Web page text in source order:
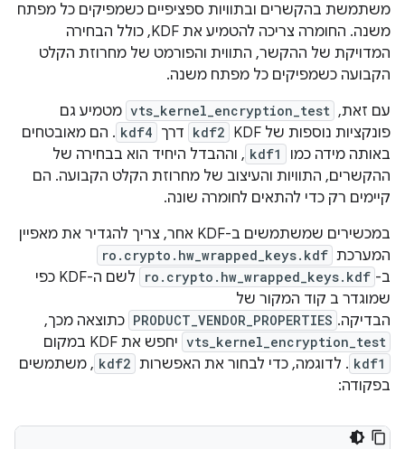
משתמשת בהקשרים ובתוויות ספציפיים כשמפיקים כל מפתח
משנה. החומרה צריכה להטמיע את KDF, כולל הבחירה
המדויקת של ההקשר, התווית והפורמט של מחרוזת הקלט
הקבועה כשמפיקים כל מפתח משנה.
עם זאת, vts_kernel_encryption_test מטמיע גם
פונקציות נוספות של KDF
kdf2 דרך kdf4 . הם מאובטחים
באותה מידה כמו
kdf1 , וההבדל היחיד הוא בבחירה של
ההקשרים, התוויות והעיצוב של מחרוזת הקלט הקבועה. הם
קיימים רק כדי להתאים לחומרה שונה.
במכשירים שמשתמשים ב-KDF אחר, צריך להגדיר את מאפיין
המערכת ro.crypto.hw_wrapped_keys.kdf
ב- ro.crypto.hw_wrapped_keys.kdf
לשם ה-KDF כפי
שמוגדר ב קוד המקור של
הבדיקה. PRODUCT_VENDOR_PROPERTIES כתוצאה מכך,
vts_kernel_encryption_test יחפש את KDF במקום
kdf1 . לדוגמה, כדי לבחור את האפשרות kdf2 , משתמשים
בפקודה: